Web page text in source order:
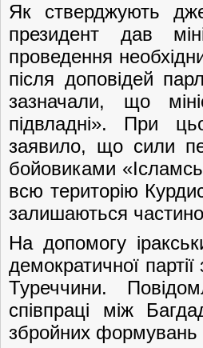
Як стверджують
президент дав
проведення
після доповідей
зазначали, що
підвладні». При
заявило, що сили
бойовиками
всю територію
залишаються
На допомогу
демократичної партії
Туреччини.
співпраці між
збройних формувань